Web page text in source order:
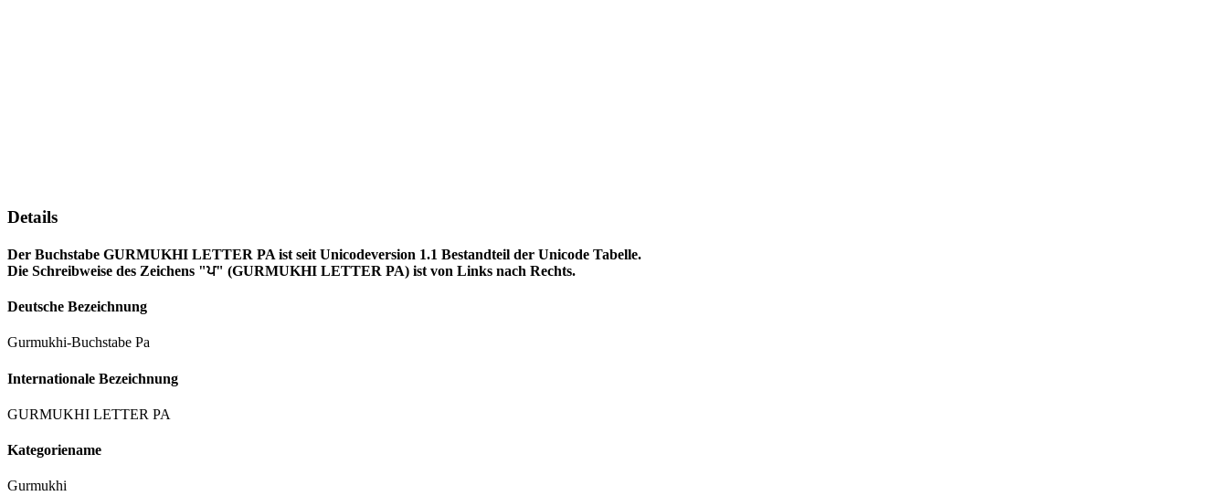
Details
Der Buchstabe GURMUKHI LETTER PA ist seit Unicodeversion 1.1 Bestandteil der Unicode Tabelle.
Die Schreibweise des Zeichens "ਪ" (GURMUKHI LETTER PA) ist von Links nach Rechts.
Deutsche Bezeichnung
Gurmukhi-Buchstabe Pa
Internationale Bezeichnung
GURMUKHI LETTER PA
Kategoriename
Gurmukhi